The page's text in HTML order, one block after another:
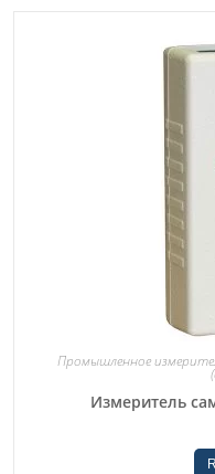
Промышленное
Измеритель